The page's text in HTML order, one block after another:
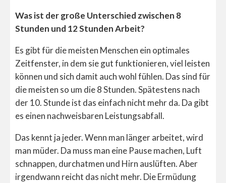
Was ist der große Unterschied zwischen 8
Stunden und 12 Stunden Arbeit?
Es gibt für die meisten Menschen ein optimales
Zeitfenster, in dem sie gut funktionieren, viel leisten
können und sich damit auch wohl fühlen. Das sind für
die meisten so um die 8 Stunden. Spätestens nach
der 10. Stunde ist das einfach nicht mehr da. Da gibt
es einen nachweisbaren Leistungsabfall.
Das kennt ja jeder. Wenn man länger arbeitet, wird
man müder. Da muss man eine Pause machen, Luft
schnappen, durchatmen und Hirn auslüften. Aber
irgendwann reicht das nicht mehr. Die Ermüdung